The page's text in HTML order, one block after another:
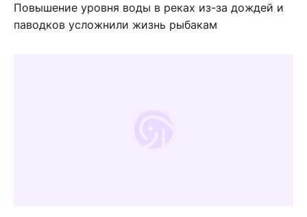
Повышение уровня воды в реках из-за дождей и
паводков усложнили жизнь рыбакам